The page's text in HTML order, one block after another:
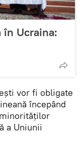
Ucraina:
vor fi obligate
începând
a Uniunii